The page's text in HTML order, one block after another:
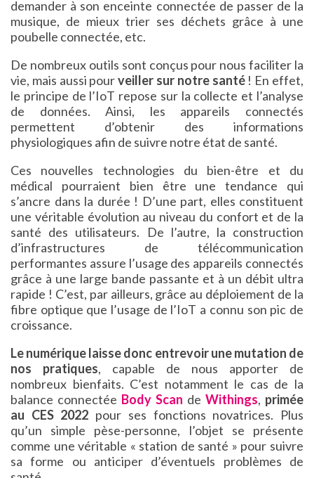
demander à son enceinte connectée de passer de la
musique, de mieux trier ses déchets grâce à une
poubelle connectée, etc.
De nombreux outils sont conçus pour nous faciliter la
vie, mais aussi pourveiller sur notre santé ! En effet,
le principe de l’IoT repose sur la collecte et l’analyse
de données. Ainsi, les appareils connectés
permettent d’obtenir des informations
physiologiques afin de suivre notre état de santé.
Ces nouvelles technologies du bien-être et du
médical pourraient bien être une tendance qui
s’ancre dans la durée ! D’une part, elles constituent
une véritable évolution au niveau du confort et de la
santé des utilisateurs. De l’autre, la construction
d’infrastructures de télécommunication
performantes assure l’usage des appareils connectés
grâce à une large bande passante et à un débit ultra
rapide ! C’est, par ailleurs, grâce au déploiement de la
fibre optique que l’usage de l’IoT a connu son pic de
croissance.
Le numérique laisse donc entrevoir une mutation de
nos pratiques, capable de nous apporter de
nombreux bienfaits. C’est notamment le cas de la
balance connectée Body Scan de Withings, primée
au CES 2022 pour ses fonctions novatrices. Plus
qu’un simple pèse-personne, l’objet se présente
comme une véritable « station de santé » pour suivre
sa forme ou anticiper d’éventuels problèmes de